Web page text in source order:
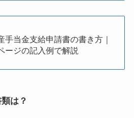
手当金支給申請書の書き方｜
ージの記入例で解説
は？